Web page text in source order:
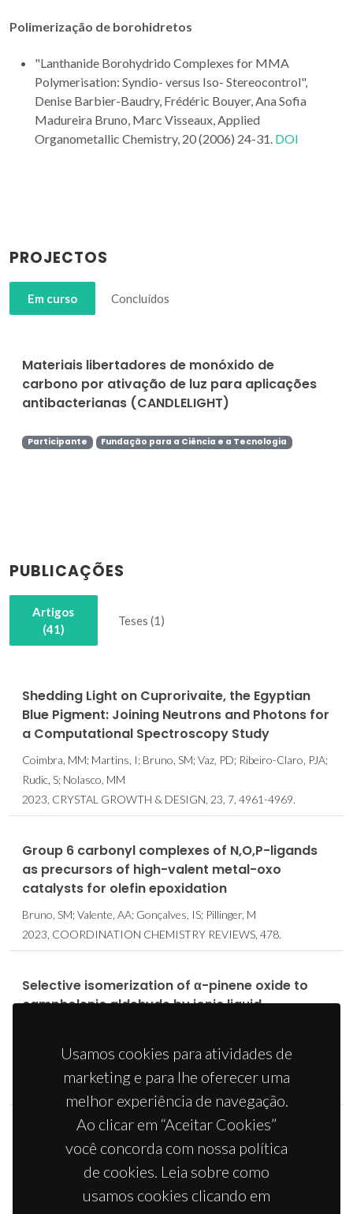
Polimerização de borohidretos
"Lanthanide Borohydrido Complexes for MMA
Polymerisation: Syndio- versus Iso- Stereocontrol",
Denise Barbier-Baudry, Frédéric Bouyer, Ana Sofia
Madureira Bruno, Marc Visseaux, Applied
Organometallic Chemistry, 20 (2006) 24-31. DOI
PROJECTOS
Em curso Concluídos
Materiais libertadores de monóxido de
carbono por ativação de luz para aplicações
antibacterianas (CANDLELIGHT)
Participante Fundação para a Ciência e a Tecnologia
PUBLICAÇÕES
Artigos
(41)
Teses (1)
Shedding Light on Cuprorivaite, the Egyptian
Blue Pigment: Joining Neutrons and Photons for
a Computational Spectroscopy Study
Coimbra, MM; Martins, I; Bruno, SM; Vaz, PD; Ribeiro-Claro, PJA;
Rudic, S; Nolasco, MM
2023, CRYSTAL GROWTH & DESIGN, 23, 7, 4961-4969.
Group 6 carbonyl complexes of N,O,P-ligands
as precursors of high-valent metal-oxo
catalysts for olefin epoxidation
Bruno, SM; Valente, AA; Gonçalves, IS; Pillinger, M
2023, COORDINATION CHEMISTRY REVIEWS, 478.
Selective isomerization of α-pinene oxide to
campholenic aldehyde by ionic liquid-
2022, JOURNAL OF ORGANOMETALLIC CHEMISTRY, 970.
One-Pot Intercalation Strategy for the
Encapsulation of a CO-Releasing
Organometallic Molecule in a Layered Double
Hydroxide
Usamos cookies para atividades de
marketing e para lhe oferecer uma
melhor experiência de navegação.
Ao clicar em “Aceitar Cookies”
você concorda com nossa política
de cookies. Leia sobre como
usamos cookies clicando em